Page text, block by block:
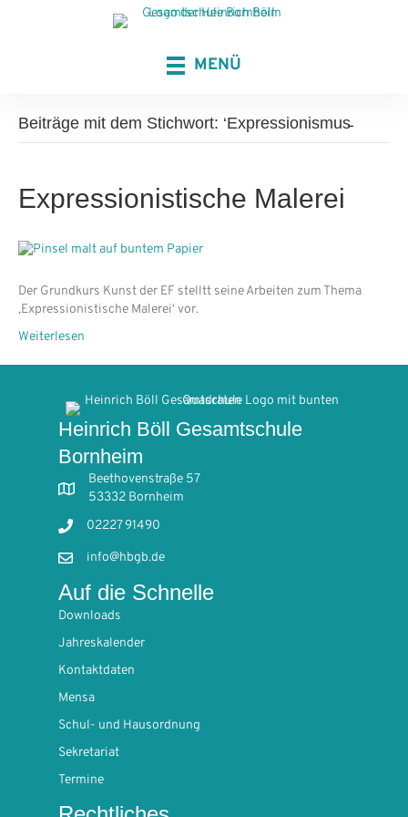
MENÜ
Beiträge mit dem Stichwort: ‘Expressionismus̵
Expressionistische Malerei
Der Grundkurs Kunst der EF stelltt seine Arbeiten zum Thema
‚Expressionistische Malerei‘ vor.
Weiterlesen
Heinrich Böll Gesamtschule
Bornheim
Beethovenstraße 57
53332 Bornheim
02227 91490
info@hbgb.de
Auf die Schnelle
Downloads
Jahreskalender
Kontaktdaten
Mensa
Schul- und Hausordnung
Sekretariat
Termine